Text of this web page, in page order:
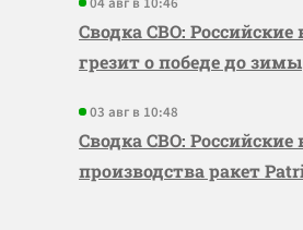
Сводка СВО: Российские
грезит о победе до зимы
03 авг в 10:48
Сводка СВО:
производства ракет